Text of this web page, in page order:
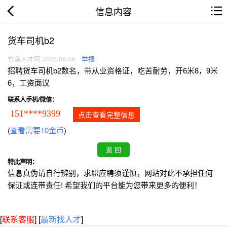
信息内容
货车司机b2
竹溪人才网 2026.08.08 举报
招聘货车司机b2数名，带从业资格证，吃苦耐劳，开6米8，9米
6，工资面议
联系人手机/微信：
151****9399 点击查看完整信息
(查看需要10金币)
特此声明：
信息真伪请自行辨别，求职应聘须谨慎，网站对此不承担任何
保证或连带责任! 希望我们的平台能为您带来更多的便利！
[联系客服] [最新找人才]